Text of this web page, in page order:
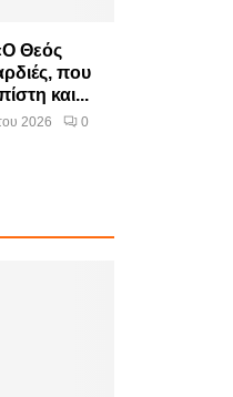
Θεός
που
και...
2026 0